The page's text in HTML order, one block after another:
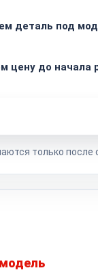
деталь под
цену до начала
только после